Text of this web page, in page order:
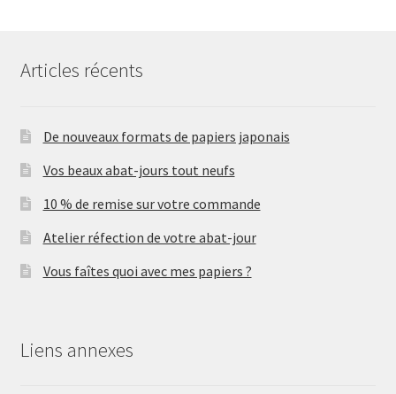
Articles récents
De nouveaux formats de papiers japonais
Vos beaux abat-jours tout neufs
10 % de remise sur votre commande
Atelier réfection de votre abat-jour
Vous faîtes quoi avec mes papiers ?
Liens annexes